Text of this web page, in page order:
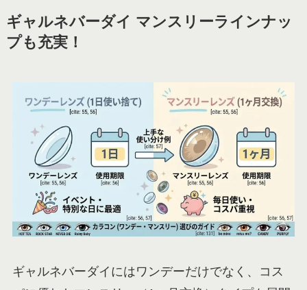
ギャルネバーダイ マンスリーラインナッ
プも充実！
ギャルネバーダイにはワンデーだけでなく、コス